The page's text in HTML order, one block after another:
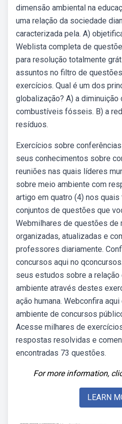
dimensão ambiental na
uma relação da sociedade
caracterizada pela. A)
Weblista completa de
para resolução totalmente
assuntos no filtro de
exercícios. Qual é um dos
globalização? A) a diminuição
combustíveis fósseis. B) a
resíduos.
Exercícios sobre
seus conhecimentos sobre
reuniões nas quais líderes
sobre meio ambiente com
artigo em quatro (4) nos
conjuntos de questões que
Webmilhares de questões de
organizadas, atualizadas e
professores diariamente.
concursos aqui no
seus estudos sobre a
ambiente através destes
ação humana. Webconfira
ambiente de concursos
Acesse milhares de
respostas resolvidas e
encontradas 73 questões.
For more information,
LEARN